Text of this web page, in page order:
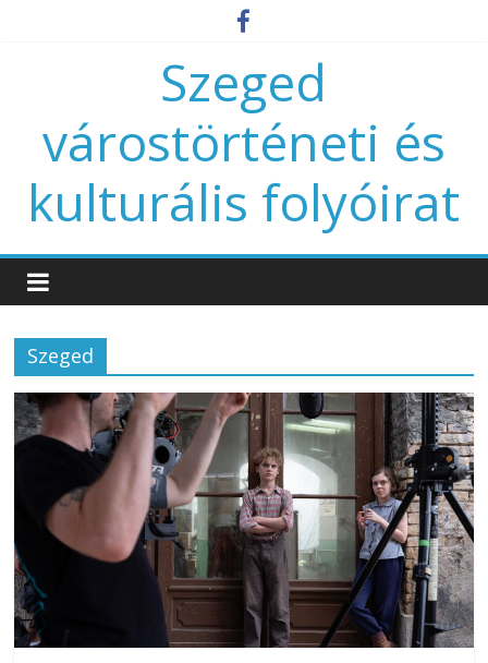
Szeged
várostörténeti és
kulturális folyóirat
Szeged